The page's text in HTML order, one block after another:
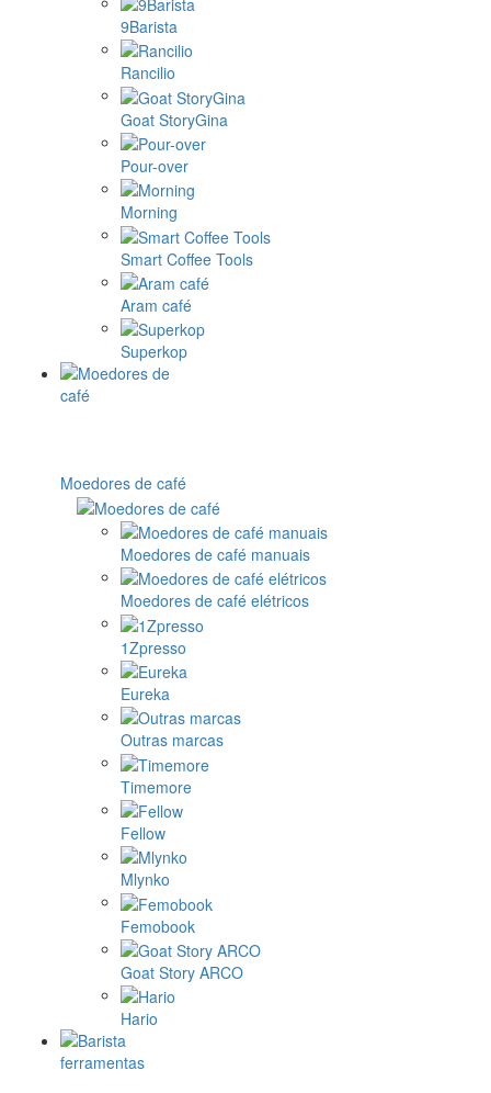
9Barista
Rancilio
Goat StoryGina
Pour-over
Morning
Smart Coffee Tools
Aram café
Superkop
Moedores de café
Moedores de café manuais
Moedores de café elétricos
1Zpresso
Eureka
Outras marcas
Timemore
Fellow
Mlynko
Femobook
Goat Story ARCO
Hario